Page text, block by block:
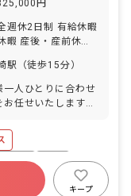
円
週休2日制 有給休暇
暇 産後・産前休暇
休暇 介護休暇 ※年
駅（徒歩15分）
一人ひとりに合わせ
任せいたします。
用。ガソリン代は
） ・宿題のサポー
ンや知育活動の実施
を通じた食育活動 ・
スキルのサポート ・
完備
有給
産休育休制度
キープ